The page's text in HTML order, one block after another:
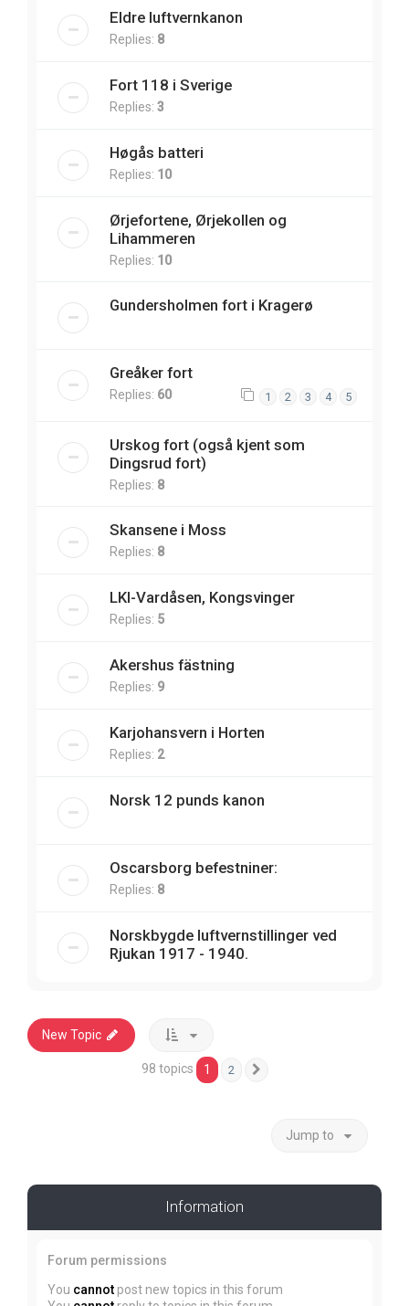
Eldre luftvernkanon
Replies: 8
Fort 118 i Sverige
Replies: 3
Høgås batteri
Replies: 10
Ørjefortene, Ørjekollen og
Lihammeren
Replies: 10
Gundersholmen fort i Kragerø
Greåker fort
Replies: 60 1 2 3 4 5
Urskog fort (også kjent som
Dingsrud fort)
Replies: 8
Skansene i Moss
Replies: 8
LKI-Vardåsen, Kongsvinger
Replies: 5
Akershus fästning
Replies: 9
Karjohansvern i Horten
Replies: 2
Norsk 12 punds kanon
Oscarsborg befestniner:
Replies: 8
Norskbygde luftvernstillinger ved
Rjukan 1917 - 1940.
New Topic
98 topics 1 2
Jump to
Information
Forum permissions
You cannot post new topics in this forum